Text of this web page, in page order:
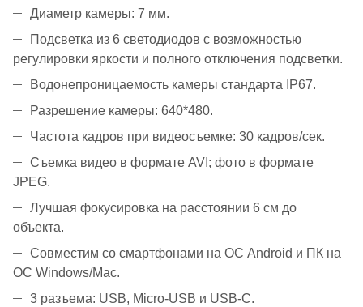
Диаметр камеры: 7 мм.
Подсветка из 6 светодиодов с возможностью
регулировки яркости и полного отключения подсветки.
Водонепроницаемость камеры стандарта IP67.
Разрешение камеры: 640*480.
Частота кадров при видеосъемке: 30 кадров/сек.
Съемка видео в формате AVI; фото в формате
JPEG.
Лучшая фокусировка на расстоянии 6 см до
объекта.
Совместим со смартфонами на ОС Android и ПК на
ОС Windows/Mac.
3 разъема: USB, Micro-USB и USB-C.